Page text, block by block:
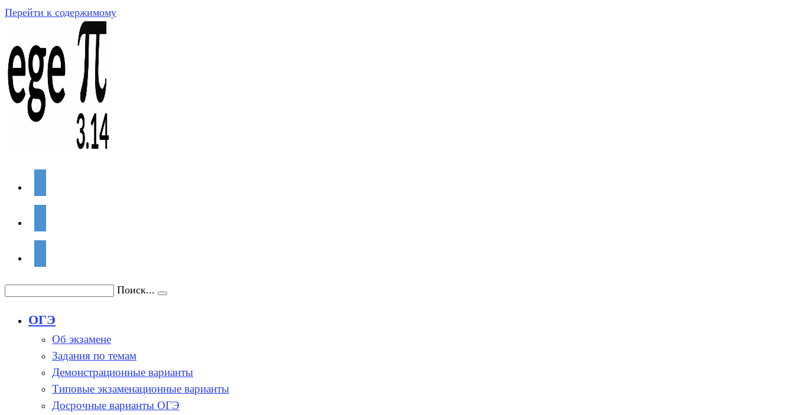
Перейти к содержимому
Поиск...
ОГЭ
Об экзамене
Задания по темам
Демонстрационные варианты
Типовые экзаменационные варианты
Досрочные варианты ОГЭ